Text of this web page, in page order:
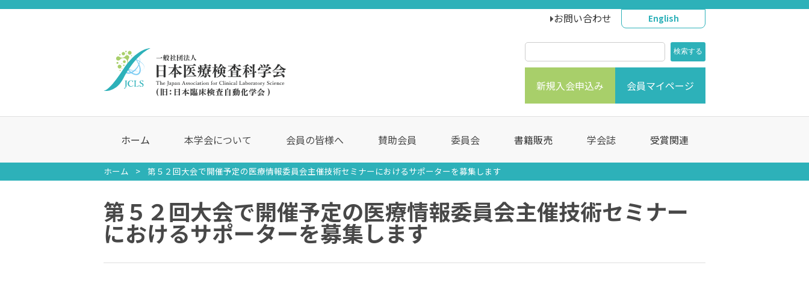
お問い合わせ English
新規入会申込み 会員マイページ
ホーム 本学会について 会員の皆様へ 賛助会員 委員会 書籍販売 学会誌 受賞関連
ホーム 第５２回大会で開催予定の医療情報委員会主催技術セミナーにおけるサポーターを募集します
第５２回大会で開催予定の医療情報委員会主催技術セミナー
におけるサポーターを募集します